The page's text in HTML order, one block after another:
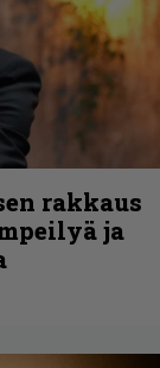
rakkaus
ja